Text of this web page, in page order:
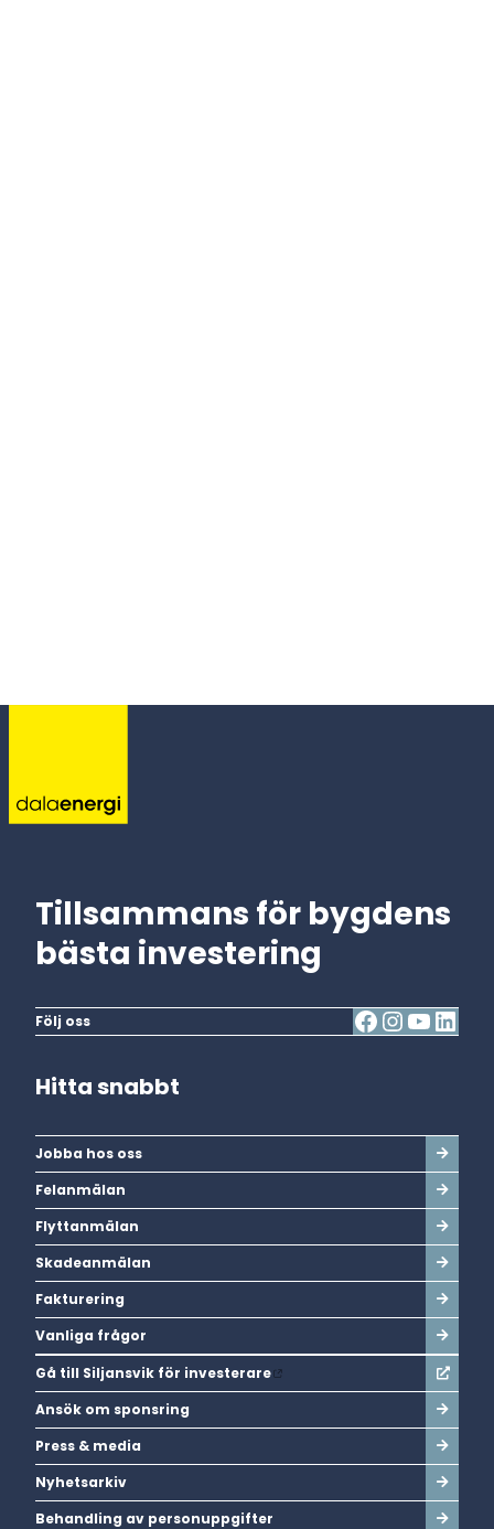
Tillsammans för bygdens
bästa investering
Följ oss
Hitta snabbt
Jobba hos oss
Felanmälan
Flyttanmälan
Skadeanmälan
Fakturering
Vanliga frågor
Gå till Siljansvik för investerare
Ansök om sponsring
Press & media
Nyhetsarkiv
Behandling av personuppgifter